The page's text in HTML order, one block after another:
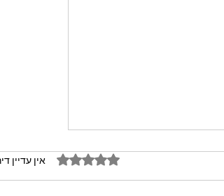
דירוג של 0 מתוך 5 כוכבים אין עדיין